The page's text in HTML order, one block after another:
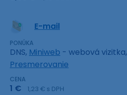
E-mail
PONÚKA
DNS, Miniweb - webová vizitka,
Presmerovanie
CENA
1 € 1,23 € s DPH